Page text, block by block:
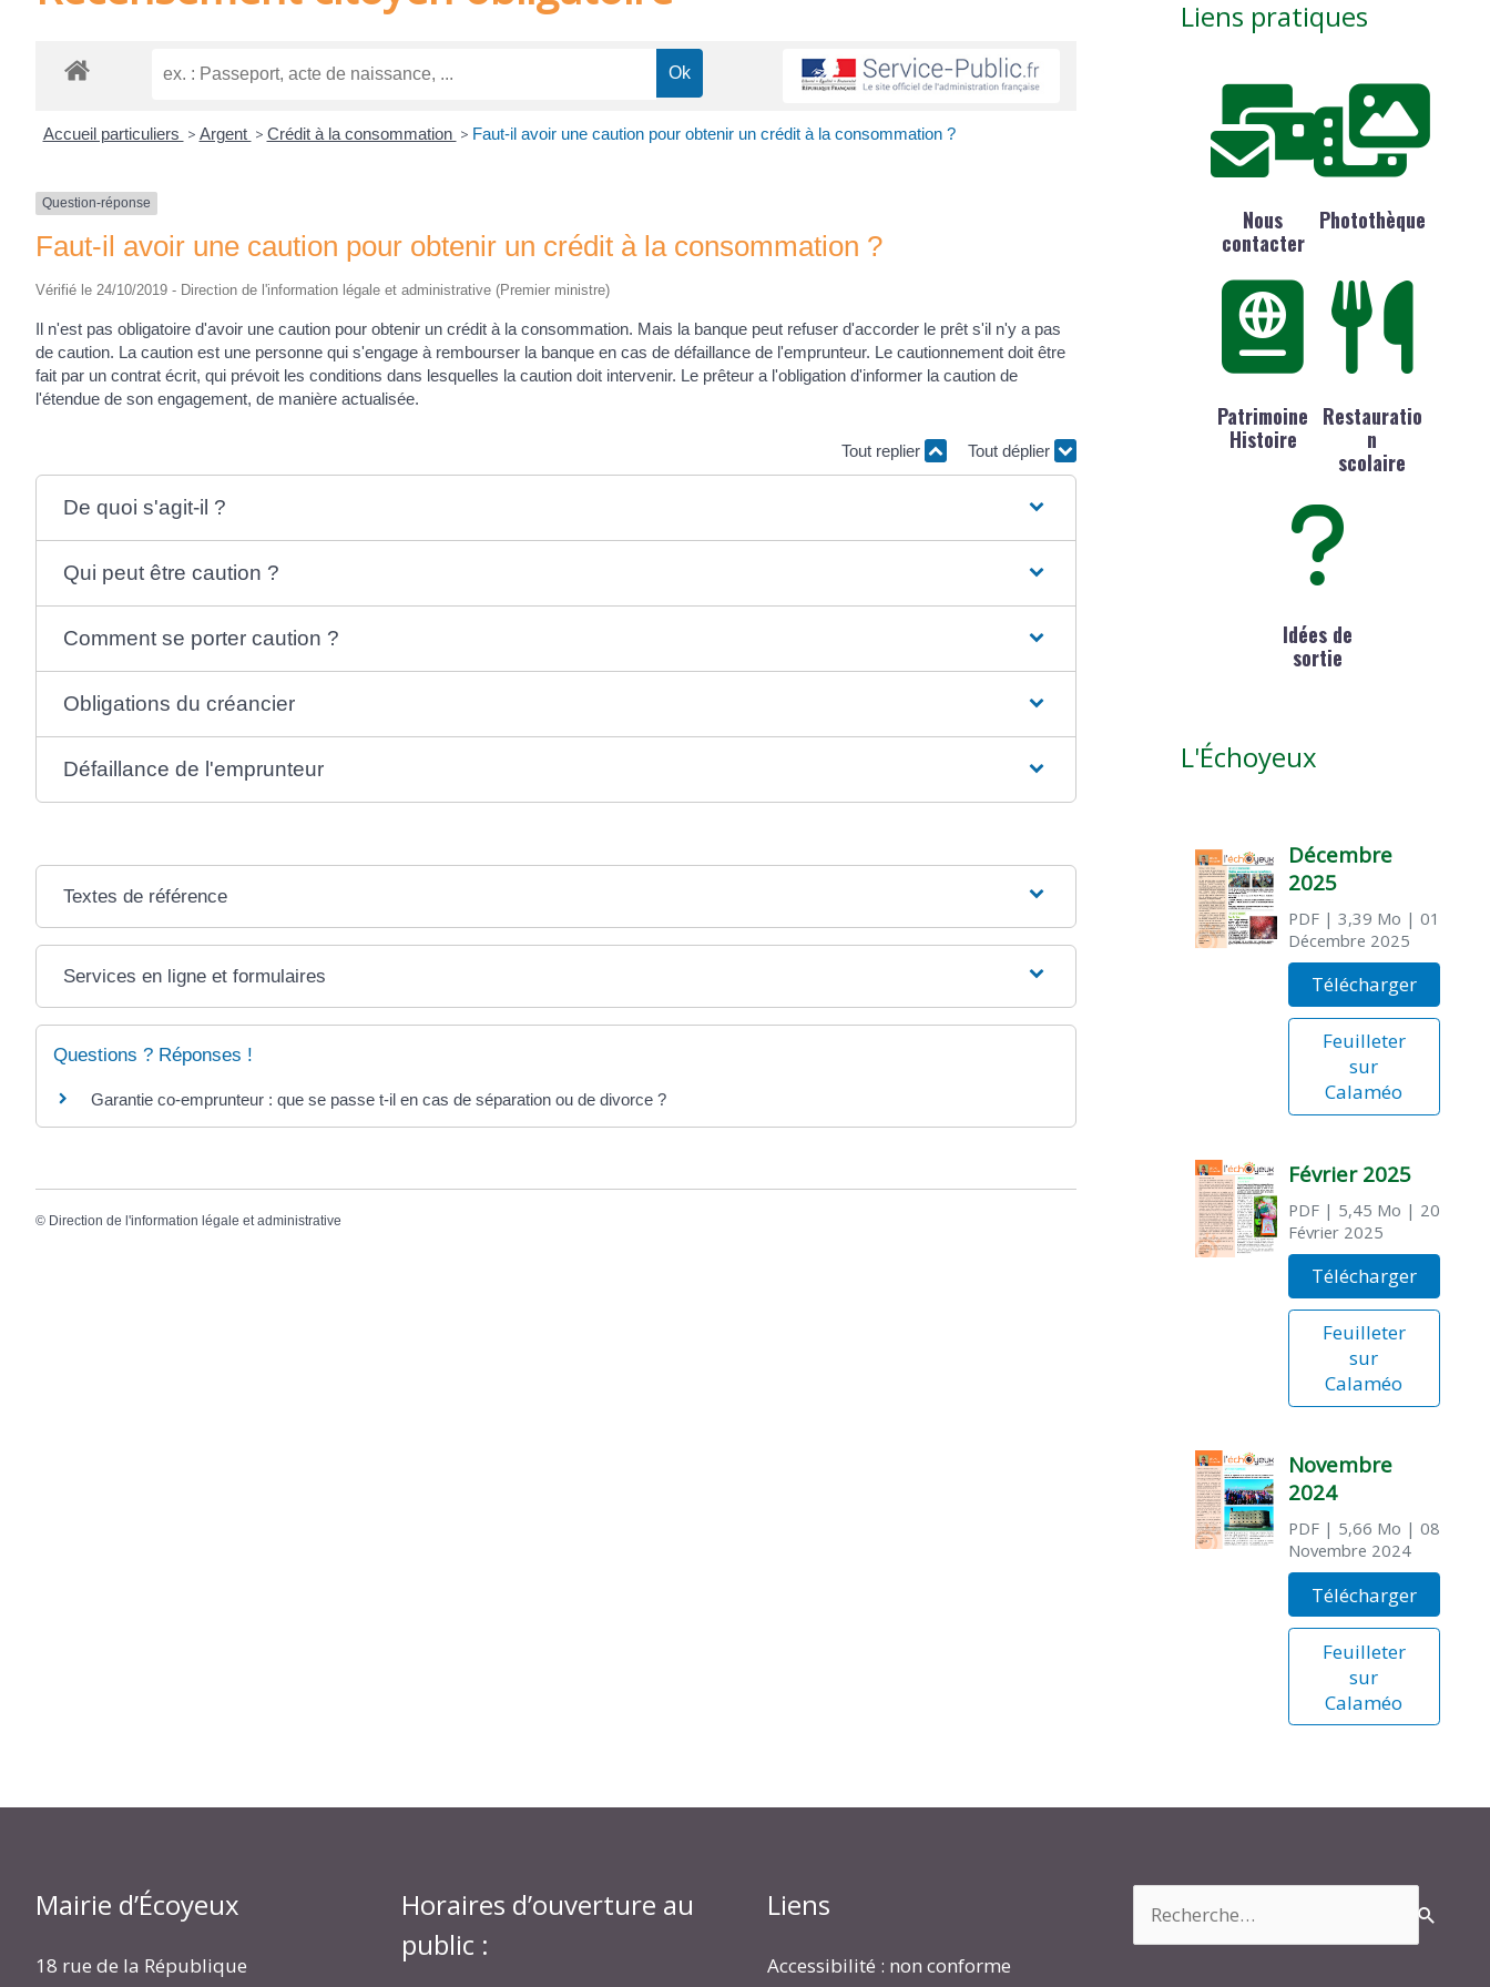
Accueil particuliers > Argent > Crédit à la consommation > Faut-il avoir une caution pour obtenir un crédit à la consommation ?
Question-réponse
Faut-il avoir une caution pour obtenir un crédit à la consommation ?
Vérifié le 24/10/2019 - Direction de l'information légale et administrative (Premier ministre)
Il n'est pas obligatoire d'avoir une caution pour obtenir un crédit à la consommation. Mais la banque peut refuser d'accorder le prêt s'il n'y a pas
de caution. La caution est une personne qui s'engage à rembourser la banque en cas de défaillance de l'emprunteur. Le cautionnement doit être
fait par un contrat écrit, qui prévoit les conditions dans lesquelles la caution doit intervenir. Le prêteur a l'obligation d'informer la caution de
l'étendue de son engagement, de manière actualisée.
Tout replier Tout déplier
De quoi s'agit-il ?
Qui peut être caution ?
Comment se porter caution ?
Obligations du créancier
Défaillance de l'emprunteur
Textes de référence
Services en ligne et formulaires
Questions ? Réponses !
Garantie co-emprunteur : que se passe t-il en cas de séparation ou de divorce ?
© Direction de l'information légale et administrative
Liens pratiques
Nous
contacter
Photothèque
Patrimoine
Histoire
Restauratio
n
scolaire
Idées de
sortie
L'Échoyeux
Décembre
2025
PDF| 3,39 Mo | 01
Décembre 2025
Télécharger
Feuilleter
sur
Calaméo
Février 2025
PDF| 5,45 Mo | 20
Février 2025
Télécharger
Feuilleter
sur
Calaméo
Novembre
2024
PDF| 5,66 Mo | 08
Novembre 2024
Télécharger
Feuilleter
sur
Calaméo
Mairie d’Écoyeux
18 rue de la République
Horaires d’ouverture au
public :
Liens
Accessibilité : non conforme